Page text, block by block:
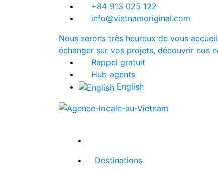
+84 913 025 122
info@vietnamoriginal.com
Nous serons très heureux de vous
échanger sur vos projets, découvrir nos
Rappel gratuit
Hub agents
English
Destinations